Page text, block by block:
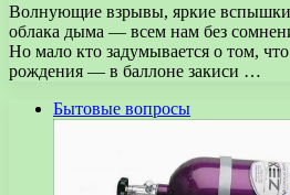
Волнующие взрывы, яркие
облака дыма — всем нам без
Но мало кто задумывается о том,
рождения — в баллоне закиси …
Бытовые вопросы